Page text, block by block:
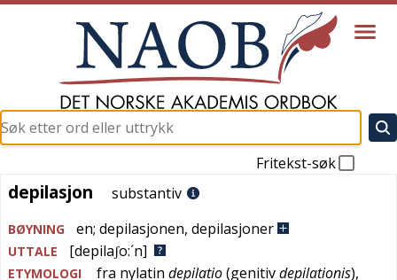
Fritekst-søk
depilasjon
depilasjon substantiv
BØYNING en; depilasjonen, depilasjoner
UTTALE [depilaʃo:´n]
ETYMOLOGI fra nylatin depilatio(genitivdepilationis),